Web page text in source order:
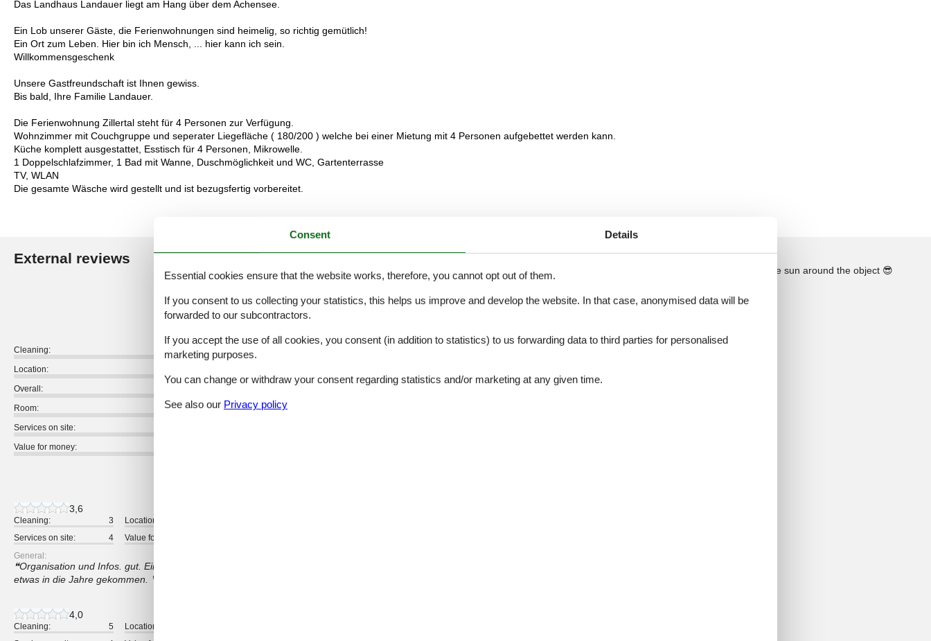
Das Landhaus Landauer liegt am Hang über dem Achensee.
Ein Lob unserer Gäste, die Ferienwohnungen sind heimelig, so richtig gemütlich!
Ein Ort zum Leben. Hier bin ich Mensch, ... hier kann ich sein.
Willkommensgeschenk
Unsere Gastfreundschaft ist Ihnen gewiss.
Bis bald, Ihre Familie Landauer.
Die Ferienwohnung Zillertal steht für 4 Personen zur Verfügung.
Wohnzimmer mit Couchgruppe und seperater Liegefläche ( 180/200 ) welche bei einer Mietung mit 4 Personen aufgebettet werden kann.
Küche komplett ausgestattet, Esstisch für 4 Personen, Mikrowelle.
1 Doppelschlafzimmer, 1 Bad mit Wanne, Duschmöglichkeit und WC, Gartenterrasse
TV, WLAN
Die gesamte Wäsche wird gestellt und ist bezugsfertig vorbereitet.
External reviews
3,9
Cleaning:
Location:
Overall:
Room:
Services on site:
Value for money:
3,6
Cleaning: 3 Location:
Services on site:
4 Value for money:
General:
Organisation und Infos. gut. Einsatz und Möglichkeiten mit der Erlebniscard optimal. Quartier
etwas in die Jahre gekommen.
4,0
Cleaning: 5 Location:
See nearby objects See the course of the sun around the object 😎
Consent Details
Essential cookies ensure that the website works, therefore, you cannot opt out of them.
If you consent to us collecting your statistics, this helps us improve and develop the website. In that case, anonymised data will be
forwarded to our subcontractors.
If you accept the use of all cookies, you consent (in addition to statistics) to us forwarding data to third parties for personalised
marketing purposes.
You can change or withdraw your consent regarding statistics and/or marketing at any given time.
See also our Privacy policy